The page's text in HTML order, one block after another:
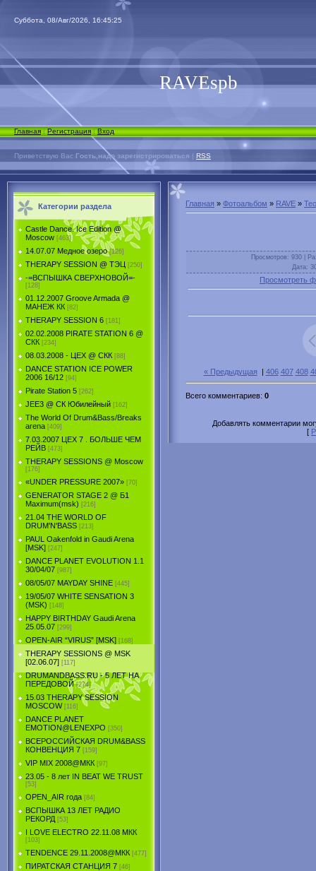
Суббота, 08/Авг/2026, 16:45:25
RAVEspb
Главная|Регистрация|Вход
Приветствую Вас Гость,надо зарегистрироваться | RSS
Категории раздела
Castle Dance. Ice Еdition @
Moscow [463]
14.07.07 Медное озеро [126]
THERAPY SESSION @ ТЭЦ [250]
-=ВСПЫШКА СВЕРХНОВОЙ=-
[128]
01.12.2007 Groove Armada @
МАНЕЖ КК [82]
THERAPY SESSION 6 [181]
02.02.2008 PIRATE STATION 6 @
СКК [234]
08.03.2008 - ЦЕХ @ СКК [88]
DANCE STATION ICE POWER
2006 16/12 [94]
Pirate Station 5 [262]
JEE3 @ СК Юбилейный [162]
The World Of Drum&Bass/Breaks
arena [409]
7.03.2007 ЦЕХ 7 . БОЛЬШЕ ЧЕМ
РЕЙВ [473]
THERAPY SESSIONS @ Moscow
[176]
«UNDER PRESSURE 2007» [70]
GENERATOR STAGE 2 @ Б1
Maximum(msk) [216]
21.04 THE WORLD OF
DRUM'N'BASS [213]
PAUL Oakenfold in Gaudi Arena
[MSK] [247]
DANCE PLANET EVOLUTION 1.1
30/04/07 [987]
08/05/07 MAYDAY SHINE [445]
19/05/07 WHITE SENSATION 3
(MSK) [148]
HAPPY BIRTHDAY Gaudi Arena
25.05.07 [299]
OPEN-AIR “VIRUS” [MSK] [168]
THERAPY SESSIONS @ MSK
[02.06.07] [117]
DRUMANDBASS.RU - 5 ЛЕТ НА
ПЕРЕДОВОЙ [274]
15.03 THERAPY SESSION
MOSCOW [116]
DANCE PLANET
EMOTION@LENEXPO [350]
ВСЕРОССИЙСКАЯ DRUM&BASS
КОНВЕНЦИЯ 7 [159]
VIP MIX 2008@МКК [97]
23.05 - 8 лет IN BEAT WE TRUST
[53]
OPEN_AIR года [84]
ВСПЫШКА 13 ЛЕТ РАДИО
РЕКОРД [53]
I LOVE ELECTRO 22.11.08 МКК
[103]
TENDЕNCE 29.11.2008@МКК [477]
ПИРАТСКАЯ СТАНЦИЯ 7 [46]
Главная » Фотоальбом » RAVE »
Просмотров: 930 |
Дата :
Просмотреть
« Предыдущая | 406 407 408
Всего комментариев: 0
Добавлять комментарии
[